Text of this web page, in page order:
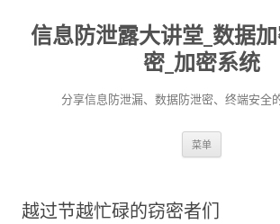
信息防泄露大讲堂_数据
密_加密系统
分享信息防泄漏、数据防泄密、终端安全
菜单
越过节越忙碌的窃密者们